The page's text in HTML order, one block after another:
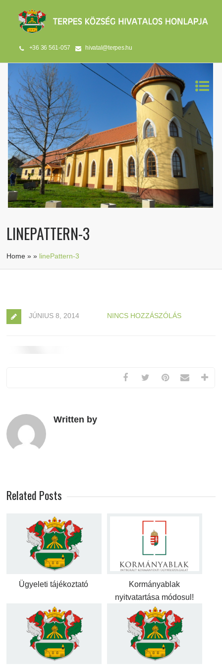
+36 36 561-057 hivatal@terpes.hu
LINEPATTERN-3
Home »» linePattern-3
JÚNIUS 8, 2014 NINCS HOZZÁSZÓLÁS
Written by
Related Posts
Ügyeleti tájékoztató
Kormányablak
nyitvatartása módosul!